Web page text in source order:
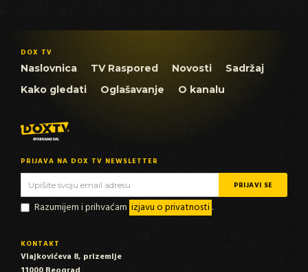
DOX TV
Naslovnica TV Raspored Novosti
Sadržaj
Kako gledati
Oglašavanje O kanalu
PRIJAVA NA DOX TV NEWSLETTER
Razumijem i prihvaćam izjavu o privatnosti.
KONTAKT
Vlajkovićeva 8, prizemlje